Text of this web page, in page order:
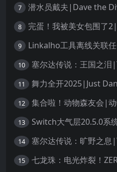
7 潜水员戴夫|Dave the
8 完蛋！我被美女包围了
9 Linkalho工具离线关联
10
11 舞力全开2025|Just
12
13 Switch大气层20.5.0系
14
15